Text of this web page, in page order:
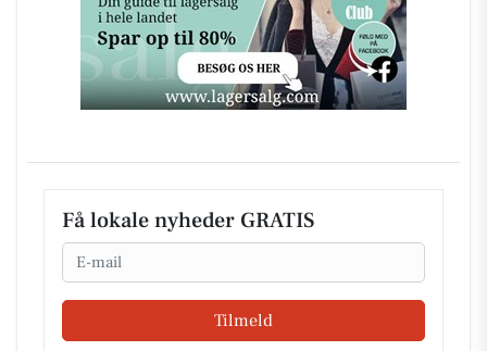
Få lokale nyheder GRATIS
Email
Tilmeld